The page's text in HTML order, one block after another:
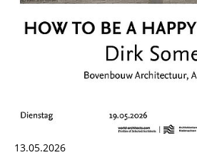
13.05.2026